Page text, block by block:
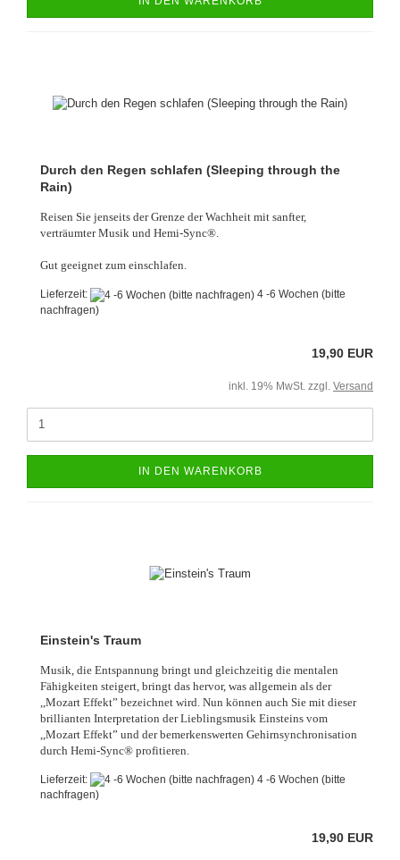
Durch den Regen schlafen (Sleeping through the
Rain)
Reisen Sie jenseits der Grenze der Wachheit mit sanfter,
verträumter Musik und Hemi-Sync®.
Gut geeignet zum einschlafen.
Lieferzeit:
4 -6 Wochen (bitte
nachfragen)
19,90 EUR
inkl. 19% MwSt. zzgl. Versand
IN DEN WARENKORB
Einstein's Traum
Musik, die Entspannung bringt und gleichzeitig die mentalen
Fähigkeiten steigert, bringt das hervor, was allgemein als der
,,Mozart Effekt” bezeichnet wird. Nun können auch Sie mit dieser
brillianten Interpretation der Lieblingsmusik Einsteins vom
,,Mozart Effekt” und der bemerkenswerten Gehirnsynchronisation
durch Hemi-Sync® profitieren.
Lieferzeit:
4 -6 Wochen (bitte
nachfragen)
19,90 EUR